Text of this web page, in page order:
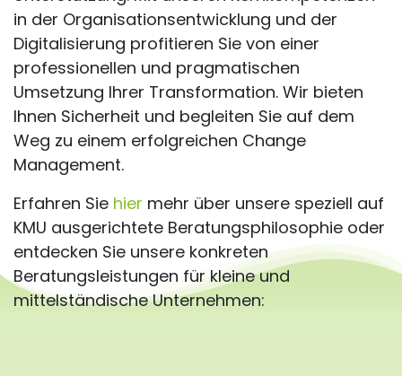
in der Organisationsentwicklung und der
Digitalisierung profitieren Sie von einer
professionellen und pragmatischen
Umsetzung Ihrer Transformation. Wir bieten
Ihnen Sicherheit und begleiten Sie auf dem
Weg zu einem erfolgreichen Change
Management.
Erfahren Sie hier mehr über unsere speziell auf
KMU ausgerichtete Beratungsphilosophie oder
entdecken Sie unsere konkreten
Beratungsleistungen für kleine und
mittelständische Unternehmen: